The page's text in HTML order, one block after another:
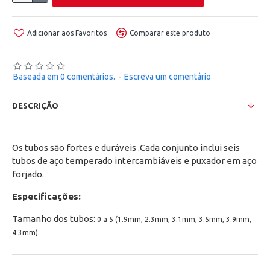
Baseada em 0 comentários. - Escreva um comentário
Adicionar aos Favoritos Comparar este produto
DESCRIÇÃO
Os tubos são fortes e duráveis ​.Cada conjunto inclui seis
tubos de aço temperado intercambiáveis ​​e puxador em aço
forjado.
Especificações:
Tamanho dos tubos: 0 a 5 (1.9mm, 2.3mm, 3.1mm, 3.5mm, 3.9mm,
4.3mm)